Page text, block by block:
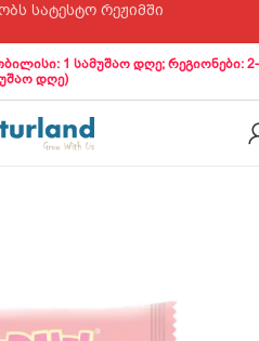
სატესტო რეჟიმში
1 სამუშაო დღე; რეგიონები: 2-
დღე)